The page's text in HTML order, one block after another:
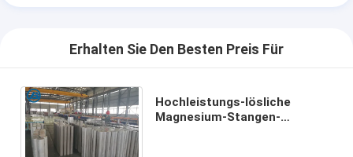
Erhalten Sie Den Besten Preis Für
Hochleistungs-lösliche
Magnesium-Stangen-